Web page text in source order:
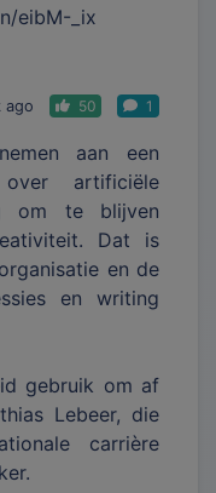
eibM-_ix
ago 50 1
aan een
over artificiële
om te blijven
Dat is
en de
en writing
gebruik om af
Lebeer, die
carrière